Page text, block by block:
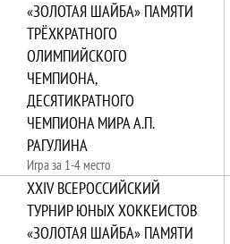
«ЗОЛОТАЯ ШАЙБА» ПАМЯТИ
ТРЁХКРАТНОГО
ОЛИМПИЙСКОГО
ЧЕМПИОНА,
ДЕСЯТИКРАТНОГО
ЧЕМПИОНА МИРА А.П.
РАГУЛИНА
Игра за 1-4 место
XXIV ВСЕРОССИЙСКИЙ
ТУРНИР ЮНЫХ ХОККЕИСТОВ
«ЗОЛОТАЯ ШАЙБА» ПАМЯТИ